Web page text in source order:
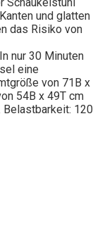
und glatten
das Risiko von
nur 30 Minuten
eine
von 71B x
54B x 49T cm
Belastbarkeit: 120